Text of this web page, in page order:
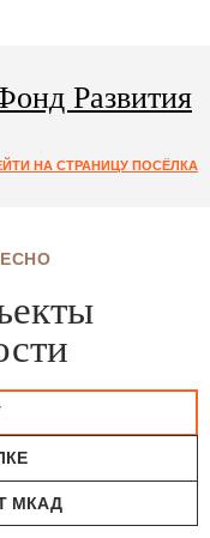
Развития
НА СТРАНИЦУ ПОСЁЛКА
МКАД